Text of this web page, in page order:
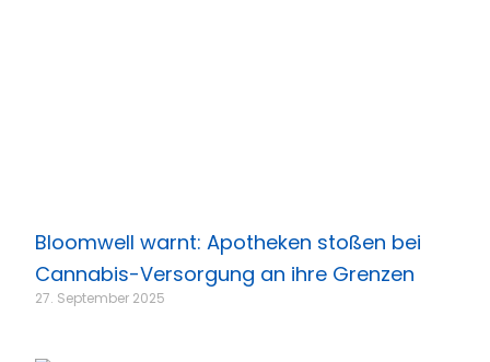
Bloomwell warnt: Apotheken stoßen bei
Cannabis-Versorgung an ihre Grenzen
27. September 2025